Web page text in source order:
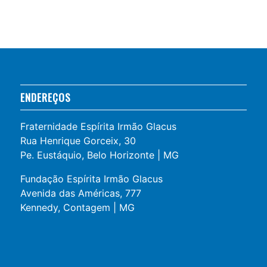
ENDEREÇOS
Fraternidade Espírita Irmão Glacus
Rua Henrique Gorceix, 30
Pe. Eustáquio, Belo Horizonte | MG
Fundação Espírita Irmão Glacus
Avenida das Américas, 777
Kennedy, Contagem | MG